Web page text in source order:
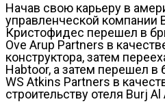
Начав свою карьеру в
управленческой компании
Кристофидес перешел в
Ove Arup Partners в
конструктора, затем
Habtoor, а затем перешел
WS Atkins Partners в
строительству отеля Burj Al